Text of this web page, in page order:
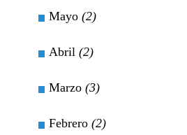
Mayo (2)
Abril (2)
Marzo (3)
Febrero (2)